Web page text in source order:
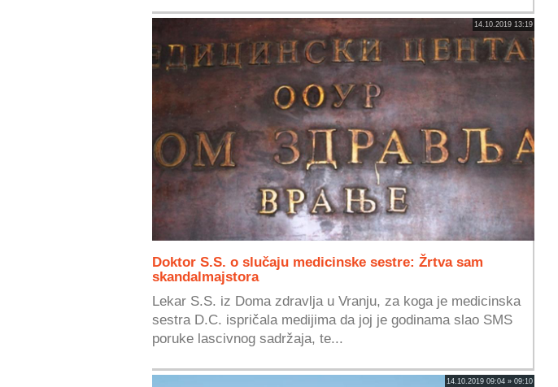
14.10.2019 13:19
Doktor S.S. o slučaju medicinske sestre: Žrtva sam
skandalmajstora
Lekar S.S. iz Doma zdravlja u Vranju, za koga je medicinska
sestra D.C. ispričala medijima da joj je godinama slao SMS
poruke lascivnog sadržaja, te...
14.10.2019 09:04 » 09:10